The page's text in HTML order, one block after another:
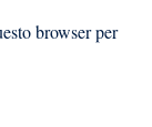
browser per